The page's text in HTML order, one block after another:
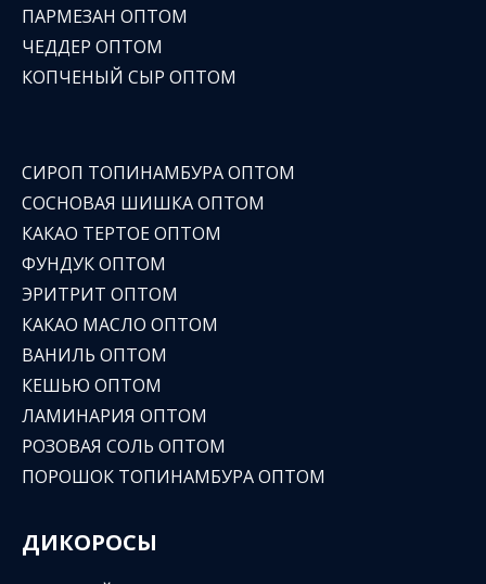
ПАРМЕЗАН ОПТОМ
ЧЕДДЕР ОПТОМ
КОПЧЕНЫЙ СЫР ОПТОМ
СИРОП ТОПИНАМБУРА ОПТОМ
СОСНОВАЯ ШИШКА ОПТОМ
КАКАО ТЕРТОЕ ОПТОМ
ФУНДУК ОПТОМ
ЭРИТРИТ ОПТОМ
КАКАО МАСЛО ОПТОМ
ВАНИЛЬ ОПТОМ
КЕШЬЮ ОПТОМ
ЛАМИНАРИЯ ОПТОМ
РОЗОВАЯ СОЛЬ ОПТОМ
ПОРОШОК ТОПИНАМБУРА ОПТОМ
ДИКОРОСЫ